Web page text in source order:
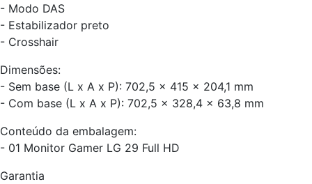
- Modo DAS
- Estabilizador preto
- Crosshair
Dimensões:
- Sem base (L x A x P): 702,5 x 415 x 204,1 mm
- Com base (L x A x P): 702,5 x 328,4 x 63,8 mm
Conteúdo da embalagem:
- 01 Monitor Gamer LG 29 Full HD
Garantia